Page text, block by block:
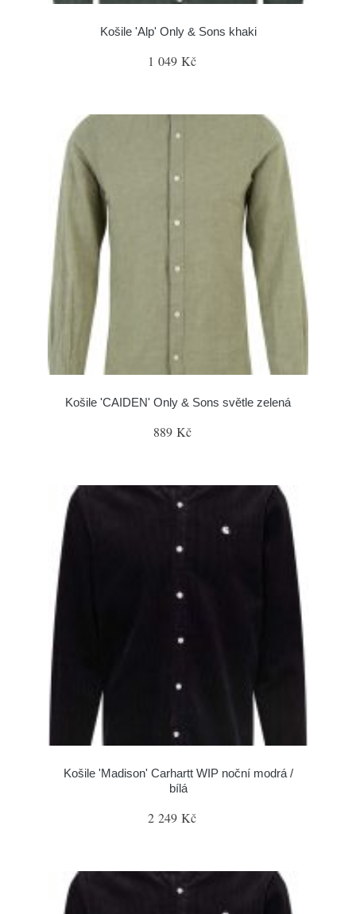
Košile 'Alp' Only & Sons khaki
1 049 Kč
Košile 'CAIDEN' Only & Sons světle zelená
889 Kč
Košile 'Madison' Carhartt WIP noční modrá /
bílá
2 249 Kč